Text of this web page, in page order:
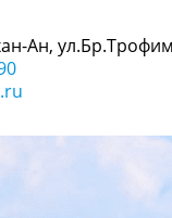
Ан,